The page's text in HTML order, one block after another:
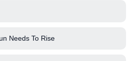
Needs To Rise